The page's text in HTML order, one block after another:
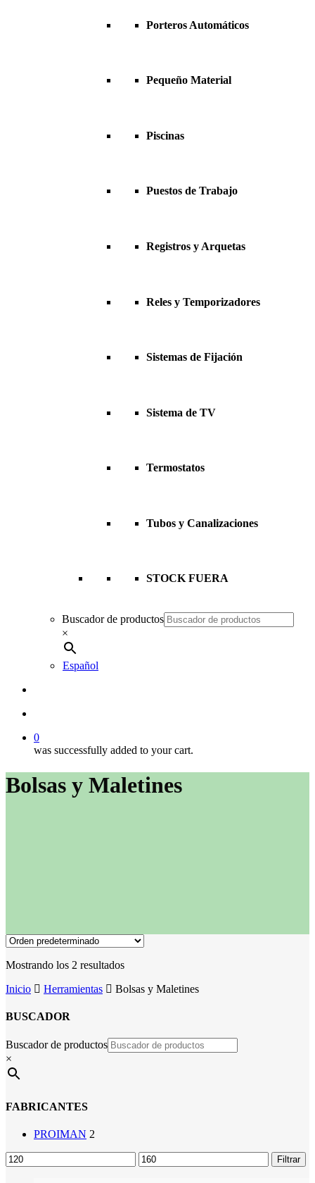
Porteros Automáticos
Pequeño Material
Piscinas
Puestos de Trabajo
Registros y Arquetas
Reles y Temporizadores
Sistemas de Fijación
Sistema de TV
Termostatos
Tubos y Canalizaciones
STOCK FUERA
Buscador de productos
×
Español
0
was successfully added to your cart.
Bolsas y Maletines
Mostrando los 2 resultados
Inicio
Herramientas Bolsas y Maletines
BUSCADOR
Buscador de productos
×
FABRICANTES
PROIMAN 2
Precio
mínimo
Precio
máximo
Filtrar